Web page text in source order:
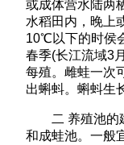
或成体营水陆两
水稻田内，晚上
10℃以下的时侯
春季(长江流域3
每殖。雌蛙一次
出蝌蚪。蝌蚪生
二 养殖池的建
和成蛙池。一般